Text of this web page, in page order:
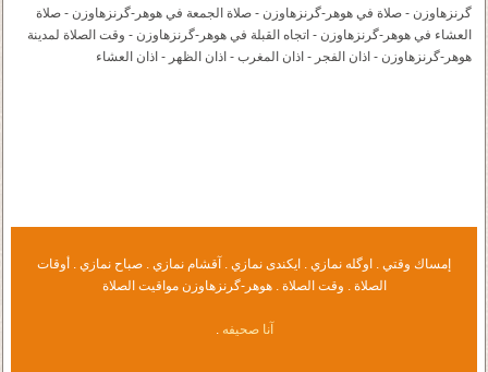
گرنزهاوزن - صلاة في هوهر-گرنزهاوزن - صلاة الجمعة في هوهر-گرنزهاوزن - صلاة
العشاء في هوهر-گرنزهاوزن - اتجاه القبلة في هوهر-گرنزهاوزن - وقت الصلاة لمدينة
هوهر-گرنزهاوزن - اذان الفجر - اذان المغرب - اذان الظهر - اذان العشاء
إمساك وقتي . اوگله نمازي . ايكندى نمازي . آقشام نمازي . صباح نمازي . أوقات
الصلاة . وقت الصلاة . هوهر-گرنزهاوزن مواقيت الصلاة
آنا صحيفه